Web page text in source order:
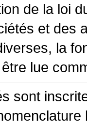
de la loi
et des
la
lue
sont